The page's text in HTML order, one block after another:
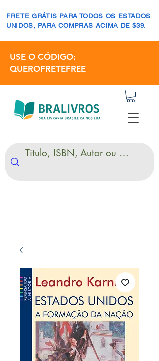
FRETE GRÁTIS PARA TODOS OS ESTADOS
UNIDOS, PARA COMPRAS ACIMA DE $39.
USE O CÓDIGO:
QUEROFRETEFREE